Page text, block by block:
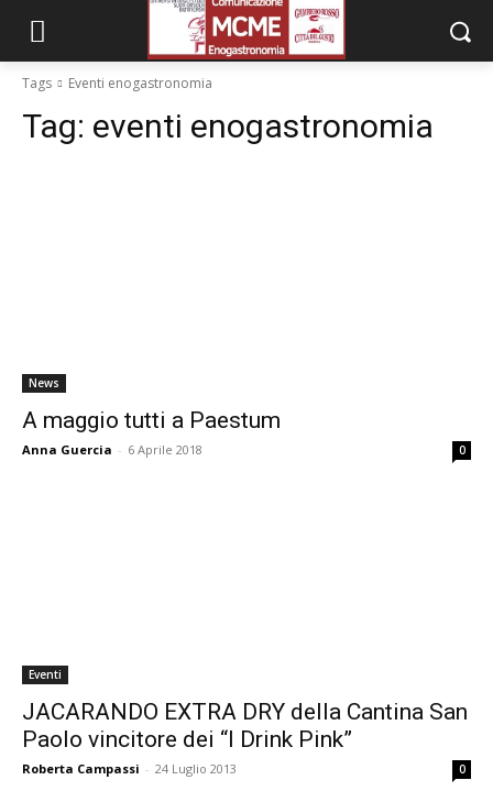
Tags Eventi enogastronomia
Tag: eventi enogastronomia
News
A maggio tutti a Paestum
Anna Guercia - 6 Aprile 2018 0
Eventi
JACARANDO EXTRA DRY della Cantina San
Paolo vincitore dei “I Drink Pink”
Roberta Campassi - 24 Luglio 2013 0